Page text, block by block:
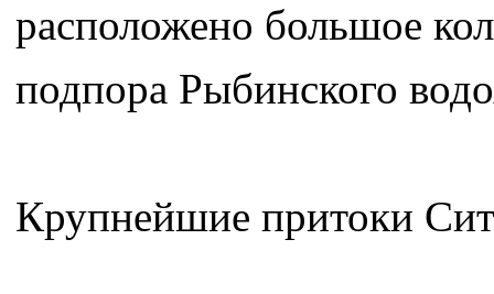
расположено большое
подпора Рыбинского
Крупнейшие притоки